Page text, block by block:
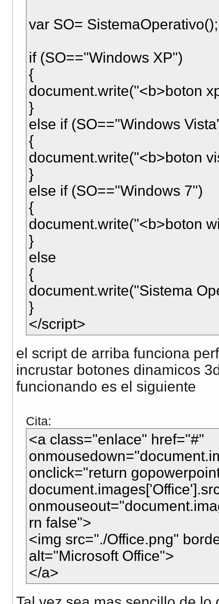
var SO= SistemaOperativo();
if (SO=="Windows XP")
{
document.write("<b>boton
}
else if (SO=="Windows
{
document.write("<b>boton
}
else if (SO=="Windows 7")
{
document.write("<b>boton
}
else
{
document.write("Sistema
}
</script>
el script de arriba funciona
incrustar botones dinamicos
funcionando es el siguiente
Cita:
<a class="enlace" href="#"
onclick="return
rn false">
<img src="./Office.png"
alt="Microsoft Office">
</a>